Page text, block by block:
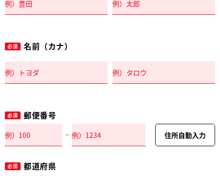
必須 名前（カナ）
必須 郵便番号
住所自動入力
必須 都道府県